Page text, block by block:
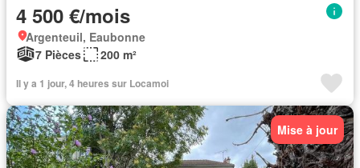
4 500 €/mois
Argenteuil, Eaubonne
7 Pièces
200 m²
Il y a 1 jour, 4 heures sur Locamoi
Mise à jour